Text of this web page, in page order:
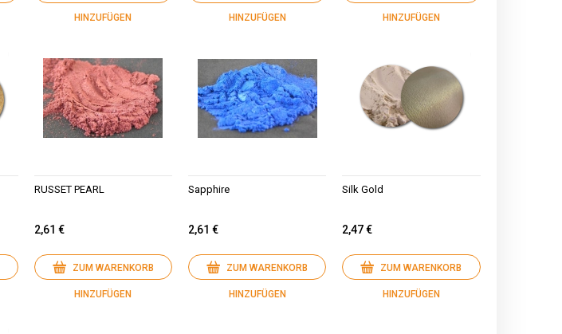
HINZUFÜGEN HINZUFÜGEN HINZUFÜGEN
RUSSET PEARL
2,61 €
ZUM WARENKORB
HINZUFÜGEN
Sapphire
2,61 €
ZUM WARENKORB
HINZUFÜGEN
Silk Gold
2,47 €
ZUM WARENKORB
HINZUFÜGEN